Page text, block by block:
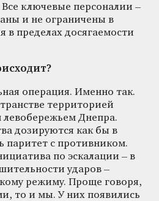
ключевые персоналии –
и не ограничены в
в пределах досягаемости
операция. Именно так.
территорией
левобережьем Днепра.
дозируются как бы в
паритет с противником.
по эскалации – в
ударов –
режиму. Проще говоря,
то и мы. У них появились